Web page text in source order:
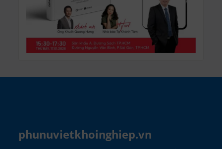
phunuvietkhoinghiep.vn